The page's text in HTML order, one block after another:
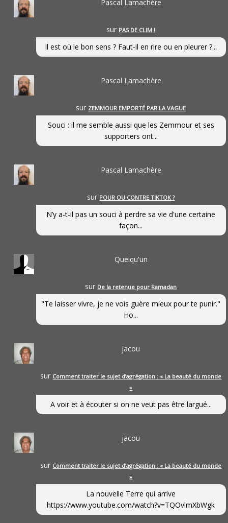
Pascal Lamachère
sur PAS DE CLIM !
Il est où le bon sens ? Faut-il en rire ou en pleurer ?...
Pascal Lamachère
sur ZEMMOUR EMPORTÉ PAR LA VAGUE
Souci : il me semble aussi que les Zemmour et ses
supporters ont...
Pascal Lamachère
sur POUR OU CONTRE TIKTOK ?
N’y a-t-il pas un souci à perdre sa vie d'une certaine
façon...
Quelqu'un
sur De la retenue pour Ramadan
"Te laisser vivre, je ne vois guère mieux pour te punir."
Ho...
jacou
sur Comment traiter le sujet d’agrégation : « La beauté du monde
»
A voir et à écouter si on ne veut pas être largué...
jacou
sur Comment traiter le sujet d’agrégation : « La beauté du monde
»
La nouvelle Terre qui arrive
https://www.youtube.com/watch?v=TQOvlmXbWgk